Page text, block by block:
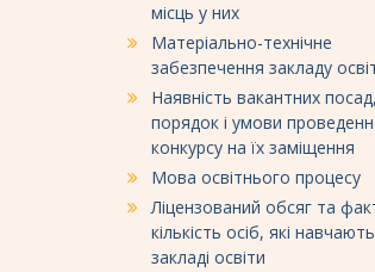
місць у них
Матеріально-технічне
забезпечення закладу
Наявність вакантних посад,
порядок і умови
конкурсу на їх заміщення
Мова освітнього процесу
Ліцензований обсяг та
кількість осіб, які
закладі освіти